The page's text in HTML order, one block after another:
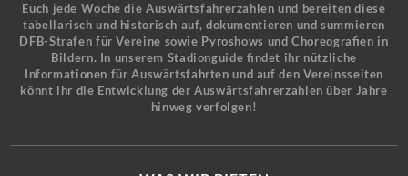
Euch jede Woche die Auswärtsfahrerzahlen und bereiten diese
tabellarisch und historisch auf, dokumentieren und summieren
DFB-Strafen für Vereine sowie Pyroshows und Choreografien in
Bildern. In unserem Stadionguide findet ihr nützliche
Informationen für Auswärtsfahrten und auf den Vereinsseiten
könnt ihr die Entwicklung der Auswärtsfahrerzahlen über Jahre
hinweg verfolgen!